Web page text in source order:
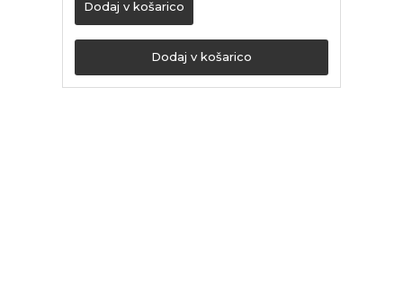
Dodaj v košarico
Dodaj v košarico